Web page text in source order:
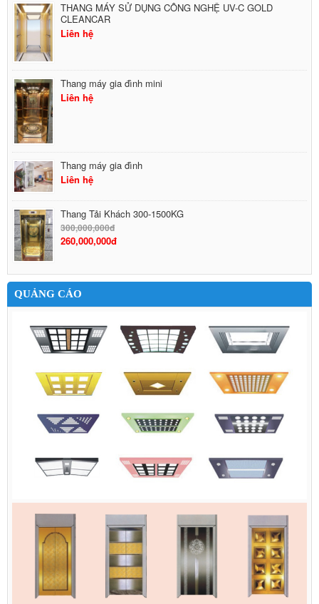
THANG MÁY SỬ DỤNG CÔNG NGHỆ UV-C GOLD
CLEANCAR
Liên hệ
Thang máy gia đình mini
Liên hệ
Thang máy gia đình
Liên hệ
Thang Tải Khách 300-1500KG
300,000,000đ
260,000,000đ
QUẢNG CÁO